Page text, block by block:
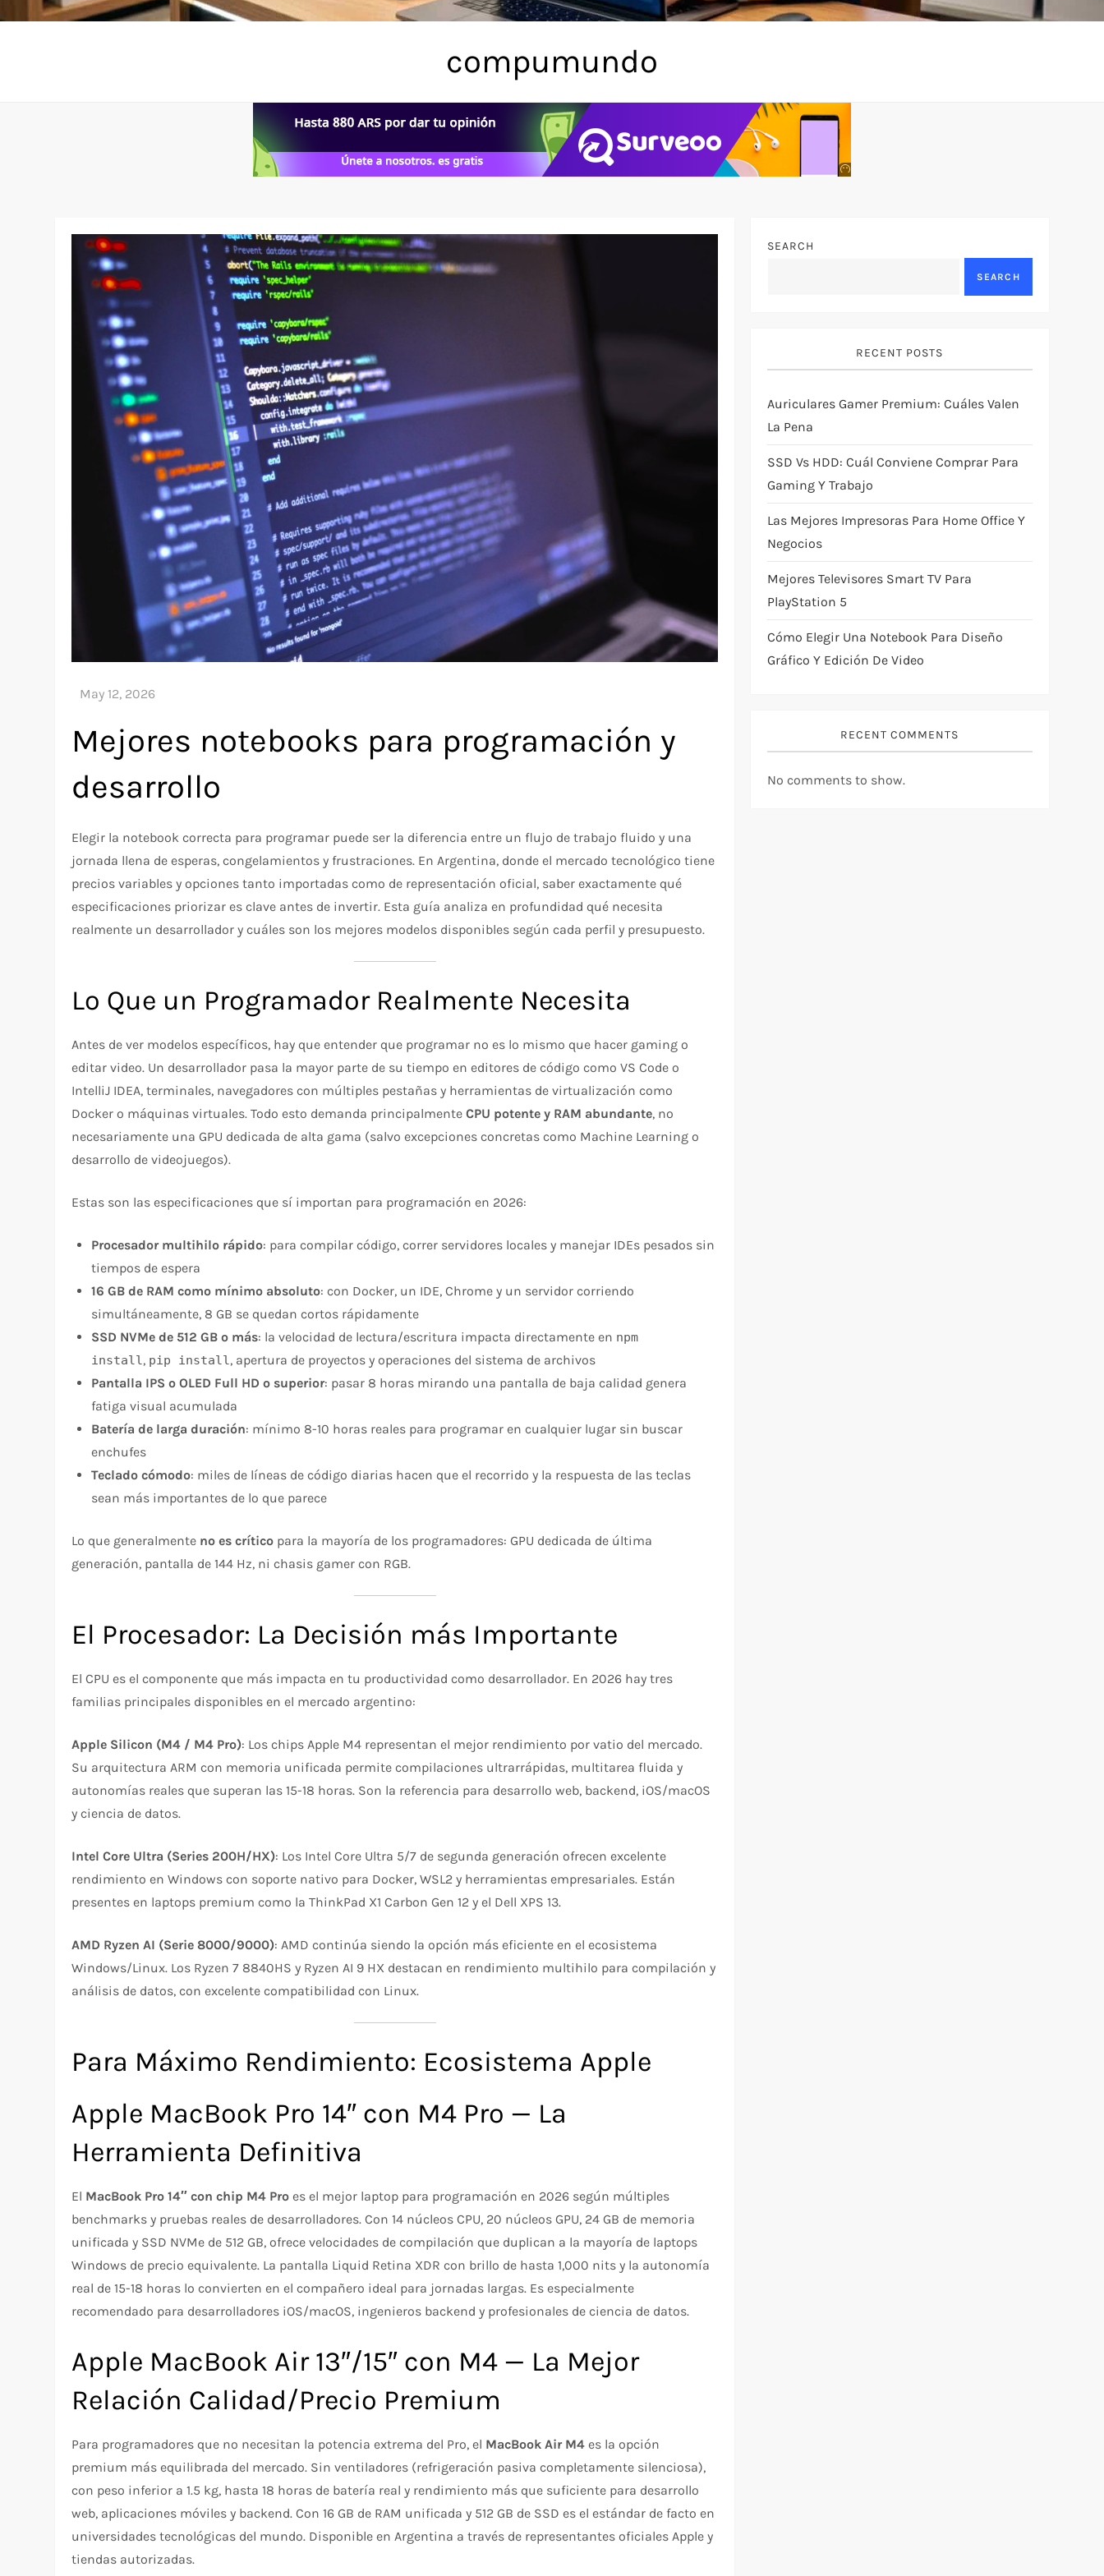
compumundo
Mejores notebooks para programación y
desarrollo
Elegir la notebook correcta para programar puede ser la diferencia entre un flujo de trabajo fluido y una
jornada llena de esperas, congelamientos y frustraciones. En Argentina, donde el mercado tecnológico tiene
precios variables y opciones tanto importadas como de representación oficial, saber exactamente qué
especificaciones priorizar es clave antes de invertir. Esta guía analiza en profundidad qué necesita
realmente un desarrollador y cuáles son los mejores modelos disponibles según cada perfil y presupuesto.
Lo Que un Programador Realmente Necesita
Antes de ver modelos específicos, hay que entender que programar no es lo mismo que hacer gaming o
editar video. Un desarrollador pasa la mayor parte de su tiempo en editores de código como VS Code o
IntelliJ IDEA, terminales, navegadores con múltiples pestañas y herramientas de virtualización como
Docker o máquinas virtuales. Todo esto demanda principalmenteCPU potente y RAM abundante, no
necesariamente una GPU dedicada de alta gama (salvo excepciones concretas como Machine Learning o
desarrollo de videojuegos).
Estas son las especificaciones que sí importan para programación en 2026:
Procesador multihilo rápido: para compilar código, correr servidores locales y manejar IDEs pesados sin
tiempos de espera
16 GB de RAM como mínimo absoluto: con Docker, un IDE, Chrome y un servidor corriendo
simultáneamente, 8 GB se quedan cortos rápidamente
SSD NVMe de 512 GB o más: la velocidad de lectura/escritura impacta directamente en npm
install, pip install, apertura de proyectos y operaciones del sistema de archivos
Pantalla IPS o OLED Full HD o superior: pasar 8 horas mirando una pantalla de baja calidad genera
fatiga visual acumulada
Batería de larga duración: mínimo 8-10 horas reales para programar en cualquier lugar sin buscar
enchufes
Teclado cómodo: miles de líneas de código diarias hacen que el recorrido y la respuesta de las teclas
sean más importantes de lo que parece
Lo que generalmente no es crítico para la mayoría de los programadores: GPU dedicada de última
generación, pantalla de 144 Hz, ni chasis gamer con RGB.
El Procesador: La Decisión más Importante
El CPU es el componente que más impacta en tu productividad como desarrollador. En 2026 hay tres
familias principales disponibles en el mercado argentino:
Apple Silicon (M4 / M4 Pro): Los chips Apple M4 representan el mejor rendimiento por vatio del mercado.
Su arquitectura ARM con memoria unificada permite compilaciones ultrarrápidas, multitarea fluida y
autonomías reales que superan las 15-18 horas. Son la referencia para desarrollo web, backend, iOS/macOS
y ciencia de datos.
Intel Core Ultra (Series 200H/HX): Los Intel Core Ultra 5/7 de segunda generación ofrecen excelente
rendimiento en Windows con soporte nativo para Docker, WSL2 y herramientas empresariales. Están
presentes en laptops premium como la ThinkPad X1 Carbon Gen 12 y el Dell XPS 13.
AMD Ryzen AI (Serie 8000/9000): AMD continúa siendo la opción más eficiente en el ecosistema
Windows/Linux. Los Ryzen 7 8840HS y Ryzen AI 9 HX destacan en rendimiento multihilo para compilación y
análisis de datos, con excelente compatibilidad con Linux.
Para Máximo Rendimiento: Ecosistema Apple
Apple MacBook Pro 14″ con M4 Pro — La
Herramienta Definitiva
El MacBook Pro 14″ con chip M4 Pro es el mejor laptop para programación en 2026 según múltiples
benchmarks y pruebas reales de desarrolladores. Con 14 núcleos CPU, 20 núcleos GPU, 24 GB de memoria
unificada y SSD NVMe de 512 GB, ofrece velocidades de compilación que duplican a la mayoría de laptops
Windows de precio equivalente. La pantalla Liquid Retina XDR con brillo de hasta 1,000 nits y la autonomía
real de 15-18 horas lo convierten en el compañero ideal para jornadas largas. Es especialmente
recomendado para desarrolladores iOS/macOS, ingenieros backend y profesionales de ciencia de datos.
Apple MacBook Air 13″/15″ con M4 — La Mejor
Relación Calidad/Precio Premium
Para programadores que no necesitan la potencia extrema del Pro, el MacBook Air M4 es la opción
premium más equilibrada del mercado. Sin ventiladores (refrigeración pasiva completamente silenciosa),
con peso inferior a 1.5 kg, hasta 18 horas de batería real y rendimiento más que suficiente para desarrollo
web, aplicaciones móviles y backend. Con 16 GB de RAM unificada y 512 GB de SSD es el estándar de facto en
universidades tecnológicas del mundo. Disponible en Argentina a través de representantes oficiales Apple y
tiendas autorizadas.
SEARCH
SEARCH
RECENT POSTS
Auriculares Gamer Premium: Cuáles Valen
La Pena
SSD Vs HDD: Cuál Conviene Comprar Para
Gaming Y Trabajo
Las Mejores Impresoras Para Home Office Y
Negocios
Mejores Televisores Smart TV Para
PlayStation 5
Cómo Elegir Una Notebook Para Diseño
Gráfico Y Edición De Video
RECENT COMMENTS
No comments to show.